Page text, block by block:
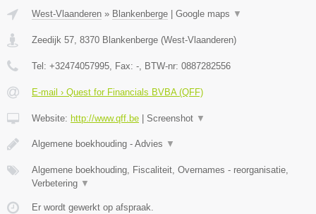
West-Vlaanderen » Blankenberge Google maps ▼
Zeedijk 57, 8370 Blankenberge (West-Vlaanderen)
Tel: +32474057995, Fax: -, BTW-nr: 0887282556
E-mail › Quest for Financials BVBA (QFF)
Website: http://www.qff.be Screenshot ▼
Algemene boekhouding - Advies ▼
Algemene boekhouding, Fiscaliteit, Overnames - reorganisatie,
Verbetering ▼
Er wordt gewerkt op afspraak.